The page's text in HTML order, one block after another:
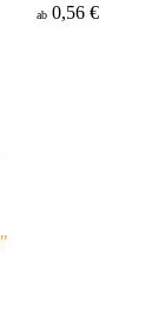
ab 0,56 €